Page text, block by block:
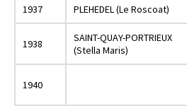
1937 PLEHEDEL (Le Roscoat)
1938
SAINT-QUAY-PORTRIEUX
(Stella Maris)
1940